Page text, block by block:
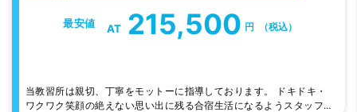
最安値 AT 215,500 円 （税込）
当教習所は親切、丁寧をモットーに指導しております。 ドキドキ・
ワクワク笑顔の絶えない思い出に残る合宿生活になるようスタッフ一